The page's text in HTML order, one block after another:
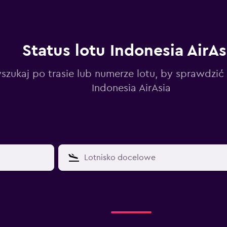
Status lotu Indonesia
po trasie lub numerze lotu, by
Indonesia AirAsia